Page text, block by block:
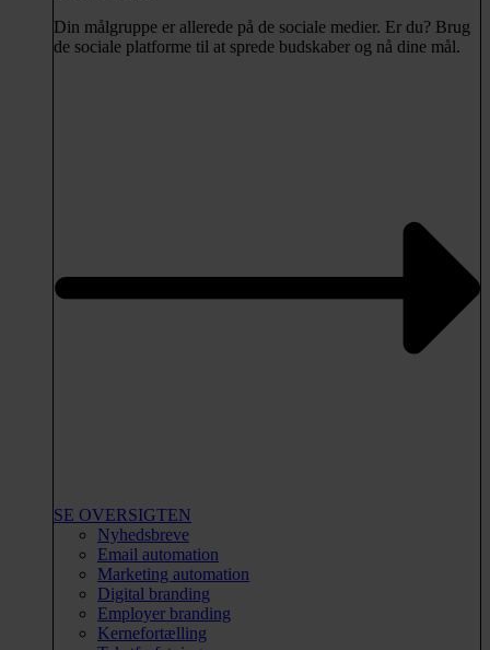
Din målgruppe er allerede på de sociale medier. Er du? Brug
de sociale platforme til at sprede budskaber og nå dine mål.
SE OVERSIGTEN
Nyhedsbreve
Email automation
Marketing automation
Digital branding
Employer branding
Kernefortælling